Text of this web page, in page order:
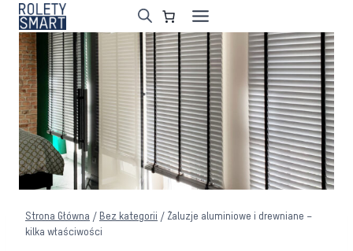
Przejdź
treści
Strona Główna / Bez kategorii / Żaluzje aluminiowe i drewniane –
kilka właściwości